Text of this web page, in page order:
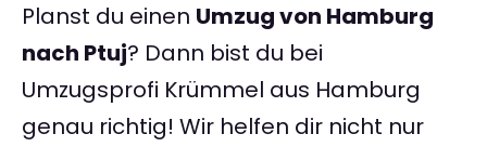
Planst du einen Umzug von Hamburg
nach Ptuj? Dann bist du bei
Umzugsprofi Krümmel aus Hamburg
genau richtig! Wir helfen dir nicht nur